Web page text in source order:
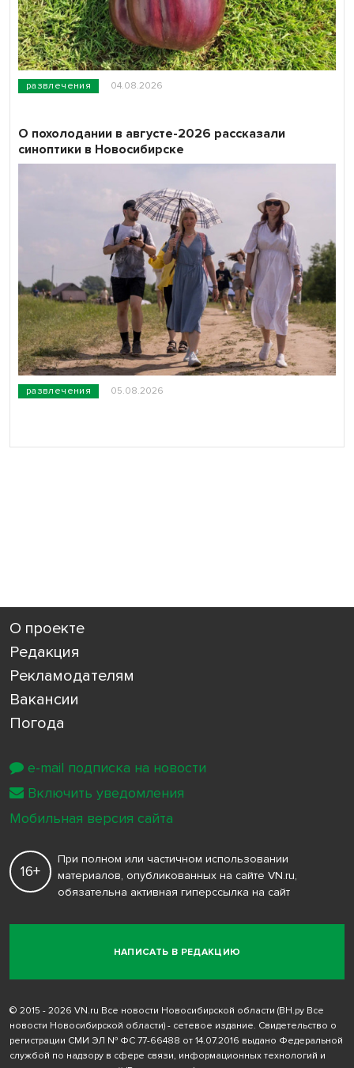
развлечения 04.08.2026
развлечения 05.08.2026
О похолодании в августе-2026 рассказали
синоптики в Новосибирске
О проекте
Редакция
Рекламодателям
Вакансии
Погода
НАПИСАТЬ В РЕДАКЦИЮ
16+
При полном или частичном использовании
материалов, опубликованных на сайте VN.ru,
обязательна активная гиперссылка на сайт
© 2015 - 2026 VN.ru Все новости Новосибирской области (ВН.ру Все
новости Новосибирской области) - сетевое издание. Свидетельство о
регистрации СМИ ЭЛ № ФС 77-66488 от 14.07.2016 выдано Федеральной
службой по надзору в сфере связи, информационных технологий и
e-mail подписка на новости
Включить уведомления
Мобильная версия сайта